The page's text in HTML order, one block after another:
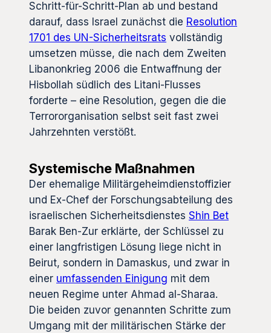
Schritt-für-Schritt-Plan ab und bestand
darauf, dass Israel zunächst die Resolution
1701 des UN-Sicherheitsrats vollständig
umsetzen müsse, die nach dem Zweiten
Libanonkrieg 2006 die Entwaffnung der
Hisbollah südlich des Litani-Flusses
forderte – eine Resolution, gegen die die
Terrororganisation selbst seit fast zwei
Jahrzehnten verstößt.
Systemische Maßnahmen
Der ehemalige Militärgeheimdienstoffizier
und Ex-Chef der Forschungsabteilung des
israelischen Sicherheitsdienstes Shin Bet
Barak Ben-Zur erklärte, der Schlüssel zu
einer langfristigen Lösung liege nicht in
Beirut, sondern in Damaskus, und zwar in
einer umfassenden Einigung mit dem
neuen Regime unter Ahmad al-Sharaa.
Die beiden zuvor genannten Schritte zum
Umgang mit der militärischen Stärke der